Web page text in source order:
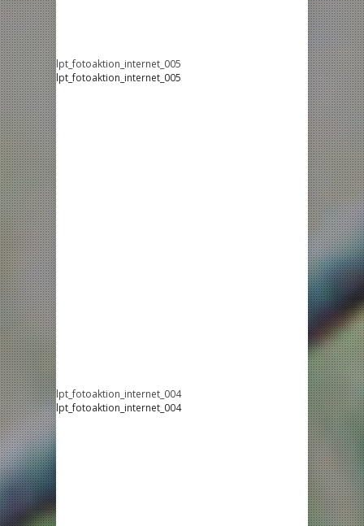
lpt_fotoaktion_internet_005
lpt_fotoaktion_internet_005
lpt_fotoaktion_internet_004
lpt_fotoaktion_internet_004